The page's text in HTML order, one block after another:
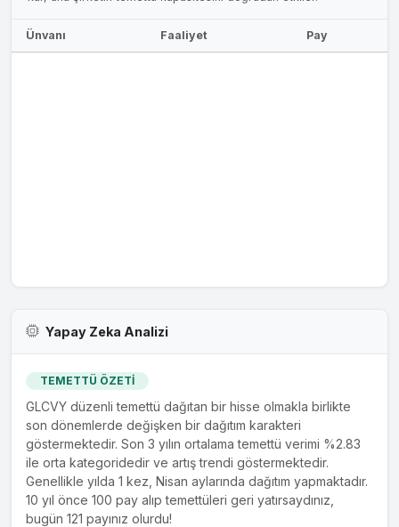
Ünvanı Faaliyet Pay
Yapay Zeka Analizi
TEMETTÜ ÖZETİ
GLCVY düzenli temettü dağıtan bir hisse olmakla birlikte
son dönemlerde değişken bir dağıtım karakteri
göstermektedir. Son 3 yılın ortalama temettü verimi %2.83
ile orta kategoridedir ve artış trendi göstermektedir.
Genellikle yılda 1 kez, Nisan aylarında dağıtım yapmaktadır.
10 yıl önce 100 pay alıp temettüleri geri yatırsaydınız,
bugün 121 payınız olurdu!